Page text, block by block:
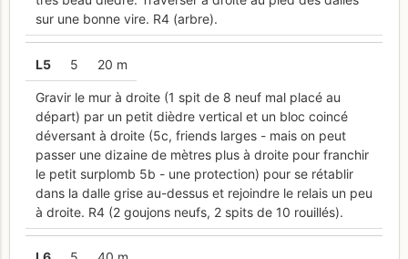
sur une bonne vire. R4 (arbre).
L5 5 20 m
Gravir le mur à droite (1 spit de 8 neuf mal placé au
départ) par un petit dièdre vertical et un bloc coincé
déversant à droite (5c, friends larges - mais on peut
passer une dizaine de mètres plus à droite pour franchir
le petit surplomb 5b - une protection) pour se rétablir
dans la dalle grise au-dessus et rejoindre le relais un peu
à droite. R4 (2 goujons neufs, 2 spits de 10 rouillés).